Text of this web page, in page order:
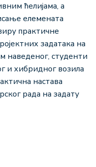
ћелијама, а
елемената
практичне
задатака на
наведеног, студенти
и хибридног возила
настава
рада на задату